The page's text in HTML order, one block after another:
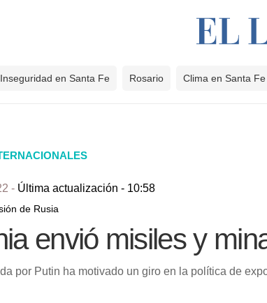
Inseguridad en Santa Fe Rosario Clima en Santa Fe
- Última actualización - 10:58
de Rusia
envió misiles y
por Putin ha motivado un giro en la política de